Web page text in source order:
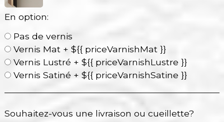
En option:
Pas de vernis
Vernis Mat + ${{ priceVarnishMat }}
Vernis Lustré + ${{ priceVarnishLustre }}
Vernis Satiné + ${{ priceVarnishSatine }}
Souhaitez-vous une livraison ou cueillette?